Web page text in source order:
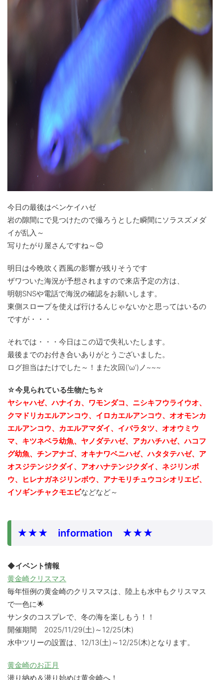
今日の最後はベンケイハゼ
岩の隙間にで見つけたので撮ろうとした瞬間にソラスズメダ
イが乱入～
写りたがり屋さんですね～😊
明日は今晩吹く西風の影響が残りそうです
ザワついた海況が予想されますので来店予定の方は、
明朝SNSや電話で海況の確認をお願いします。
東側スロープを使えば行けるんじゃないかと思ってはいるの
ですが・・・
それでは・・・今日はこの辺で失礼いたします。
最後までのお付き合いありがとうございました。
ログ担当はたけでした～！また次回('ω')ノ~~~
☆今見られている生物たち☆
ヤシャハゼ、ハナイカ、ワモンダコ、ニシキフウライウオ、
クマドリカエルアンコウ、イロカエルアンコウ、オオモンカ
エルアンコウ、カエルアマダイ、イバラタツ、オオウミウ
マ、キツネベラ幼魚、ヤノダテハゼ、アカハチハゼ、ハコフ
グ幼魚、チンアナゴ、 オキナワベニハゼ、ハタタテハゼ、ア
オスジテンジクダイ、アオハナテンジクダイ、ネジリンボ
ウ、ヒレナガネジリンボウ、アナモリチュウコシオリエビ、
イソギンチャクモエビなどなど～
★★★ information ★★★
◆イベント情報
黄金崎クリスマス
毎年恒例の黄金崎のクリスマスは、陸上も水中もクリスマス
で一色に🌟
サンタのコスプレで、冬の海を楽しもう！！
開催期間 2025/11/29(土)～12/25(木)
水中ツリーの設置は、12/13(土)～12/25(木)となります。
黄金崎のお正月
潜り納め＆潜り始めは黄金崎へ！